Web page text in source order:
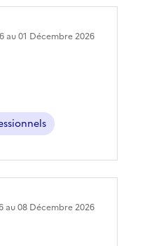
au 01 Décembre 2026
au 08 Décembre 2026